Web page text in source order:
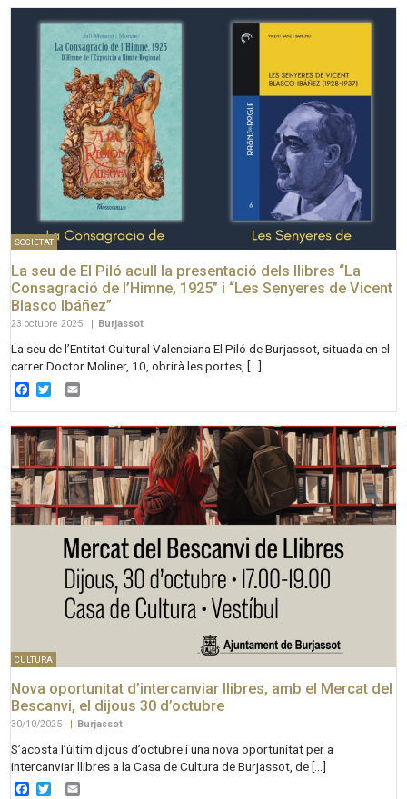
SOCIETAT
La seu de El Piló acull la presentació dels llibres “La
Consagració de l’Himne, 1925” i “Les Senyeres de Vicent
Blasco Ibáñez”
23 octubre 2025 Burjassot
La seu de l’Entitat Cultural Valenciana El Piló de Burjassot, situada en el
carrer Doctor Moliner, 10, obrirà les portes, […]
Facebook
Twitter
CULTURA
Nova oportunitat d’intercanviar llibres, amb el Mercat del
Bescanvi, el dijous 30 d’octubre
30/10/2025 | Burjassot
S’acosta l’últim dijous d’octubre i una nova oportunitat per a
intercanviar llibres a la Casa de Cultura de Burjassot, de […]
Facebook
Twitter